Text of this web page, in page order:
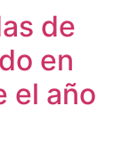
de
en
el año